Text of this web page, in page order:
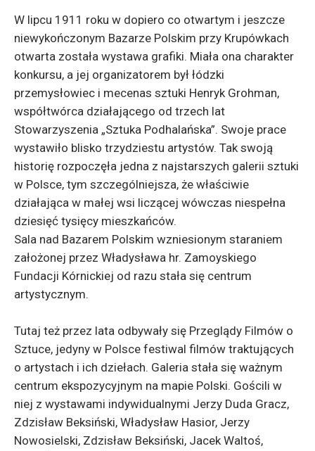
W lipcu 1911 roku w dopiero co otwartym i jeszcze
niewykończonym Bazarze Polskim przy Krupówkach
otwarta została wystawa grafiki. Miała ona charakter
konkursu, a jej organizatorem był łódzki
przemysłowiec i mecenas sztuki Henryk Grohman,
współtwórca działającego od trzech lat
Stowarzyszenia „Sztuka Podhalańska”. Swoje prace
wystawiło blisko trzydziestu artystów. Tak swoją
historię rozpoczęła jedna z najstarszych galerii sztuki
w Polsce, tym szczególniejsza, że właściwie
działająca w małej wsi liczącej wówczas niespełna
dziesięć tysięcy mieszkańców.
Sala nad Bazarem Polskim wzniesionym staraniem
założonej przez Władysława hr. Zamoyskiego
Fundacji Kórnickiej od razu stała się centrum
artystycznym.
Tutaj też przez lata odbywały się Przeglądy Filmów o
Sztuce, jedyny w Polsce festiwal filmów traktujących
o artystach i ich dziełach. Galeria stała się ważnym
centrum ekspozycyjnym na mapie Polski. Gościli w
niej z wystawami indywidualnymi Jerzy Duda Gracz,
Zdzisław Beksiński, Władysław Hasior, Jerzy
Nowosielski, Zdzisław Beksiński, Jacek Waltoś,